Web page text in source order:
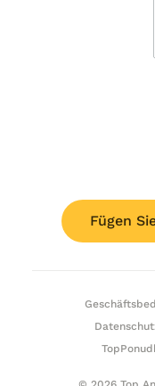
Fügen